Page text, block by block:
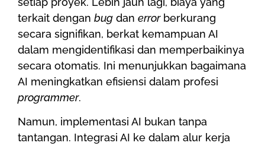
terkait dengan bug dan errorberkurang
secara signifikan, berkat kemampuan AI
dalam mengidentifikasi dan memperbaikinya
secara otomatis. Ini menunjukkan bagaimana
AI meningkatkan efisiensi dalam profesi
programmer.
Namun, implementasi AI bukan tanpa
tantangan. Integrasi AI ke dalam alur kerja